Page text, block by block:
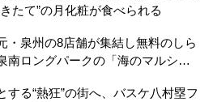
たて”の月化粧が食べられる
・泉州の8店舗が集結し無料のしら
南ロングパークの「海のマルシ
する“熱狂”の街へ、バスケ八村塁フ